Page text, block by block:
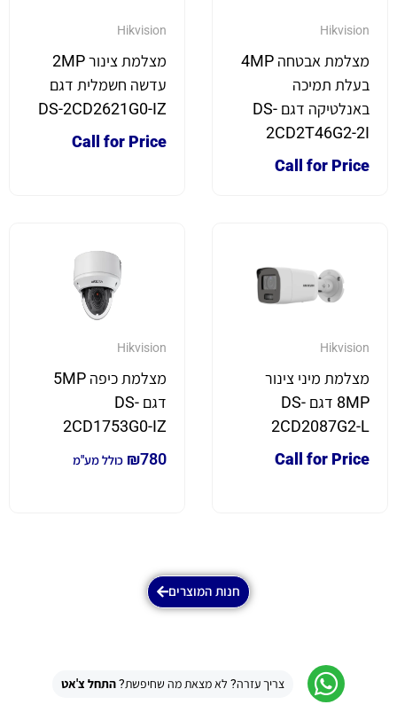
Hikvision
מצלמת אבטחה 4MP
בעלת תמיכה
באנלטיקה דגם DS-
2CD2T46G2-2I
Call for Price
Hikvision
מצלמת צינור 2MP
עדשה חשמלית דגם
DS-2CD2621G0-IZ
Call for Price
Hikvision
מצלמת מיני צינור
8MP דגם DS-
2CD2087G2-L
Call for Price
Hikvision
מצלמת כיפה 5MP
דגם DS-
2CD1753G0-IZ
₪780 כולל מע"מ
חנות המוצרים
צריך עזרה? לא מצאת מה שחיפשת?התחל צ'אט